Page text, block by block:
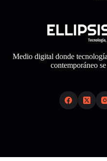
Medio digital donde
contemporáneo